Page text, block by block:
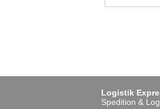
Logistik
Spedition &